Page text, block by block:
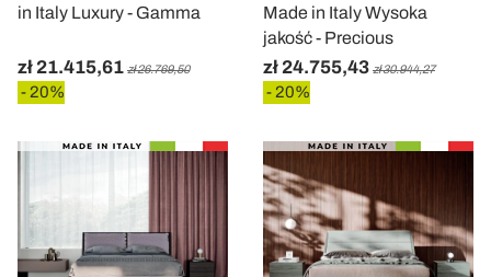
in Italy Luxury - Gamma
zł 21.415,61 zł 26.769,50
- 20%
Made in Italy Wysoka
jakość - Precious
zł 24.755,43 zł 30.944,27
- 20%